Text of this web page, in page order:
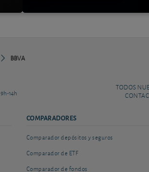
BBVA
14h
TODOS
COMPARADORES
Comparador depósitos y seguros
Comparador de ETF
Comparador de fondos